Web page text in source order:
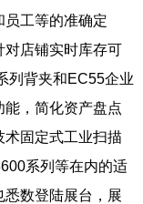
员工等的准确定
对店铺实时库存可
列背夹和EC55企业
，简化资产盘点
固定式工业扫描
系列等在内的适
悉数登陆展台，展